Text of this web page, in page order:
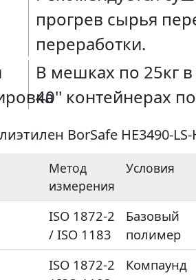
прогрев сырья
переработки.
В мешках по 25кг в
40'' контейнерах
BorSafe HE3490-LS-
Метод
измерения
Условия
ISO 1872-2
/ ISO 1183
Базовый
полимер
ISO 1872-2
Компаунд